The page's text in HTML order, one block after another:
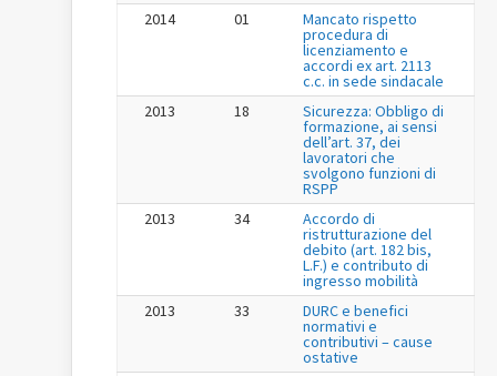
2014
01 Mancato rispetto
procedura di
licenziamento e
accordi ex art. 2113
c.c. in sede sindacale
2013
18 Sicurezza: Obbligo di
formazione, ai sensi
dell’art. 37, dei
lavoratori che
svolgono funzioni di
RSPP
2013
34 Accordo di
ristrutturazione del
debito (art. 182 bis,
L.F.) e contributo di
ingresso mobilità
2013
33 DURC e benefici
normativi e
contributivi – cause
ostative